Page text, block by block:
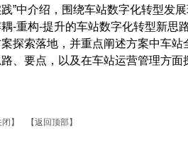
”中介绍，围绕车站数字化转型发
-重构-提升的车站数字化转型新思
探索落地，并重点阐述方案中车
、要点，以及在车站运营管理方面
闭】 【返回顶部】